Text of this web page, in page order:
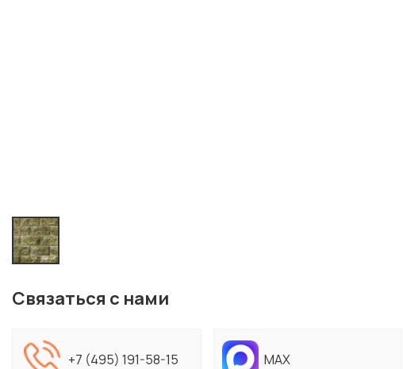
Связаться с нами
+7 (495) 191-58-15 MAX